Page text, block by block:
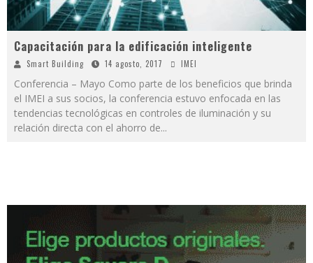
Capacitación para la edificación inteligente
Smart Building 14 agosto, 2017 IMEI
Conferencia – Mayo Como parte de los beneficios que brinda
el IMEI a sus socios, la conferencia estuvo enfocada en las
tendencias tecnológicas en controles de iluminación y su
relación directa con el ahorro de...